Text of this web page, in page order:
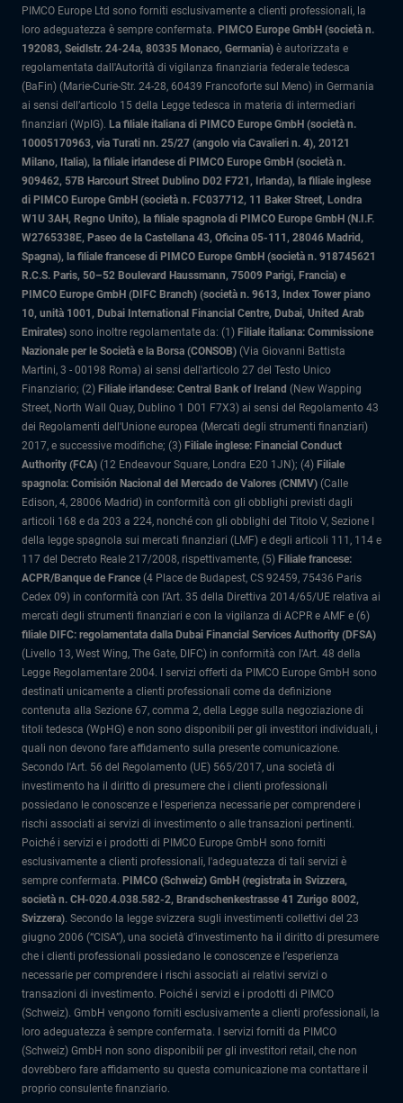
PIMCO Europe Ltd sono forniti esclusivamente a clienti professionali, la
loro adeguatezza è sempre confermata. PIMCO Europe GmbH (società n.
192083, Seidlstr. 24-24a, 80335 Monaco, Germania) è autorizzata e
regolamentata dall'Autorità di vigilanza finanziaria federale tedesca
(BaFin) (Marie-Curie-Str. 24-28, 60439 Francoforte sul Meno) in Germania
ai sensi dell’articolo 15 della Legge tedesca in materia di intermediari
finanziari (WpIG). La filiale italiana di PIMCO Europe GmbH (società n.
10005170963, via Turati nn. 25/27 (angolo via Cavalieri n. 4), 20121
Milano, Italia), la filiale irlandese di PIMCO Europe GmbH (società n.
909462, 57B Harcourt Street Dublino D02 F721, Irlanda), la filiale inglese
di PIMCO Europe GmbH (società n. FC037712, 11 Baker Street, Londra
W1U 3AH, Regno Unito), la filiale spagnola di PIMCO Europe GmbH (N.I.F.
W2765338E, Paseo de la Castellana 43, Oficina 05-111, 28046 Madrid,
Spagna), la filiale francese di PIMCO Europe GmbH (società n. 918745621
R.C.S. Paris, 50–52 Boulevard Haussmann, 75009 Parigi, Francia) e
PIMCO Europe GmbH (DIFC Branch) (società n. 9613, Index Tower piano
10, unità 1001, Dubai International Financial Centre, Dubai, United Arab
Emirates) sono inoltre regolamentate da: (1) Filiale italiana: Commissione
Nazionale per le Società e la Borsa (CONSOB) (Via Giovanni Battista
Martini, 3 - 00198 Roma) ai sensi dell'articolo 27 del Testo Unico
Finanziario; (2) Filiale irlandese: Central Bank of Ireland (New Wapping
Street, North Wall Quay, Dublino 1 D01 F7X3) ai sensi del Regolamento 43
dei Regolamenti dell'Unione europea (Mercati degli strumenti finanziari)
2017, e successive modifiche; (3) Filiale inglese: Financial Conduct
Authority (FCA) (12 Endeavour Square, Londra E20 1JN); (4) Filiale
spagnola: Comisión Nacional del Mercado de Valores (CNMV) (Calle
Edison, 4, 28006 Madrid) in conformità con gli obblighi previsti dagli
articoli 168 e da 203 a 224, nonché con gli obblighi del Titolo V, Sezione I
della legge spagnola sui mercati finanziari (LMF) e degli articoli 111, 114 e
117 del Decreto Reale 217/2008, rispettivamente, (5) Filiale francese:
ACPR/Banque de France (4 Place de Budapest, CS 92459, 75436 Paris
Cedex 09) in conformità con l’Art. 35 della Direttiva 2014/65/UE relativa ai
mercati degli strumenti finanziari e con la vigilanza di ACPR e AMF e (6)
filiale DIFC: regolamentata dalla Dubai Financial Services Authority (DFSA)
(Livello 13, West Wing, The Gate, DIFC) in conformità con l'Art. 48 della
Legge Regolamentare 2004. I servizi offerti da PIMCO Europe GmbH sono
destinati unicamente a clienti professionali come da definizione
contenuta alla Sezione 67, comma 2, della Legge sulla negoziazione di
titoli tedesca (WpHG) e non sono disponibili per gli investitori individuali, i
quali non devono fare affidamento sulla presente comunicazione.
Secondo l'Art. 56 del Regolamento (UE) 565/2017, una società di
investimento ha il diritto di presumere che i clienti professionali
possiedano le conoscenze e l'esperienza necessarie per comprendere i
rischi associati ai servizi di investimento o alle transazioni pertinenti.
Poiché i servizi e i prodotti di PIMCO Europe GmbH sono forniti
esclusivamente a clienti professionali, l'adeguatezza di tali servizi è
sempre confermata. PIMCO (Schweiz) GmbH (registrata in Svizzera,
società n. CH-020.4.038.582-2, Brandschenkestrasse 41 Zurigo 8002,
Svizzera). Secondo la legge svizzera sugli investimenti collettivi del 23
giugno 2006 (“CISA”), una società d’investimento ha il diritto di presumere
che i clienti professionali possiedano le conoscenze e l’esperienza
necessarie per comprendere i rischi associati ai relativi servizi o
transazioni di investimento. Poiché i servizi e i prodotti di PIMCO
(Schweiz). GmbH vengono forniti esclusivamente a clienti professionali, la
loro adeguatezza è sempre confermata.
I servizi forniti da PIMCO
(Schweiz) GmbH non sono disponibili per gli investitori retail, che non
dovrebbero fare affidamento su questa comunicazione ma contattare il
proprio consulente finanziario.